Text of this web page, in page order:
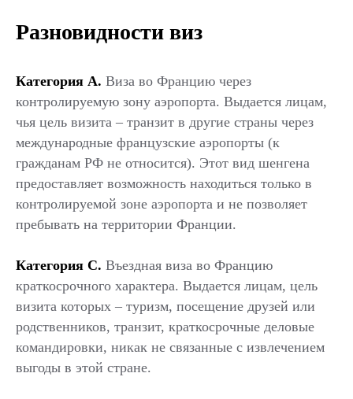
Разновидности виз
Категория А. Виза во Францию через
контролируемую зону аэропорта. Выдается лицам,
чья цель визита – транзит в другие страны через
международные французские аэропорты (к
гражданам РФ не относится). Этот вид шенгена
предоставляет возможность находиться только в
контролируемой зоне аэропорта и не позволяет
пребывать на территории Франции.
Категория С. Въездная виза во Францию
краткосрочного характера. Выдается лицам, цель
визита которых – туризм, посещение друзей или
родственников, транзит, краткосрочные деловые
командировки, никак не связанные с извлечением
выгоды в этой стране.